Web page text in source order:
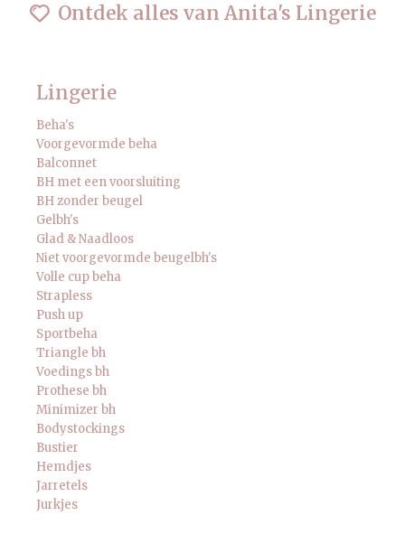
Ontdek alles van Anita's Lingerie
Lingerie
Beha's
Voorgevormde beha
Balconnet
BH met een voorsluiting
BH zonder beugel
Gelbh's
Glad & Naadloos
Niet voorgevormde beugelbh's
Volle cup beha
Strapless
Push up
Sportbeha
Triangle bh
Voedings bh
Prothese bh
Minimizer bh
Bodystockings
Bustier
Hemdjes
Jarretels
Jurkjes